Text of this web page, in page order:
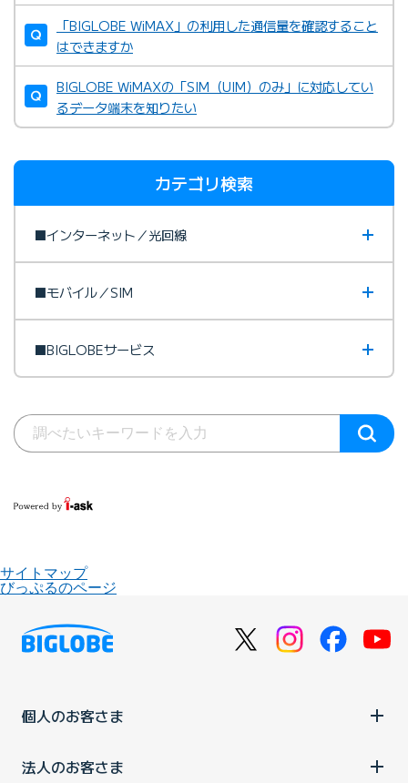
「BIGLOBE WiMAX」の利用した通信量を確認すること
はできますか
BIGLOBE WiMAXの「SIM（UIM）のみ」に対応してい
るデータ端末を知りたい
カテゴリ検索
■インターネット／光回線
■モバイル／SIM
■BIGLOBEサービス
サイトマップ
びっぷるのページ
個人のお客さま
法人のお客さま